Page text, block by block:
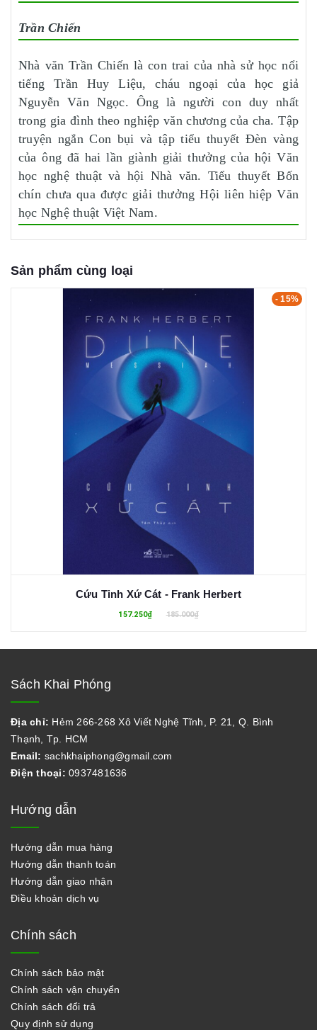
Trần Chiến
Nhà văn Trần Chiến là con trai của nhà sử học nổi
tiếng Trần Huy Liệu, cháu ngoại của học giả
Nguyễn Văn Ngọc. Ông là người con duy nhất
trong gia đình theo nghiệp văn chương của cha. Tập
truyện ngắn Con bụi và tập tiểu thuyết Đèn vàng
của ông đã hai lần giành giải thưởng của hội Văn
học nghệ thuật và hội Nhà văn. Tiểu thuyết Bốn
chín chưa qua được giải thưởng Hội liên hiệp Văn
học Nghệ thuật Việt Nam.
Sản phẩm cùng loại
- 15%
Cứu Tinh Xứ Cát - Frank Herbert
157.250₫ 185.000₫
Sách Khai Phóng
Địa chỉ: Hẻm 266-268 Xô Viết Nghệ Tĩnh, P. 21, Q. Bình
Thạnh, Tp. HCM
Email: sachkhaiphong@gmail.com
Điện thoại: 0937481636
Hướng dẫn
Hướng dẫn mua hàng
Hướng dẫn thanh toán
Hướng dẫn giao nhận
Điều khoản dịch vụ
Chính sách
Chính sách bảo mật
Chính sách vận chuyển
Chính sách đổi trả
Quy định sử dụng